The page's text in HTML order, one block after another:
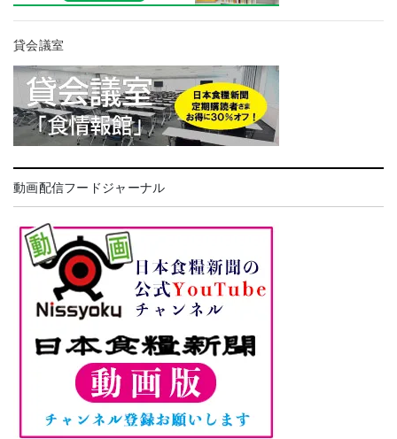
貸会議室
動画配信フードジャーナル